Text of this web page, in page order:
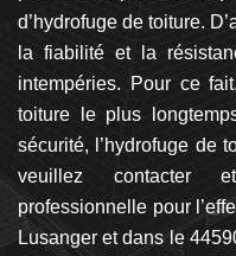
d’hydrofuge de toiture.
la fiabilité et la
intempéries. Pour ce
toiture le plus
sécurité, l’hydrofuge de
veuillez contacter
professionnelle pour
Lusanger et dans le